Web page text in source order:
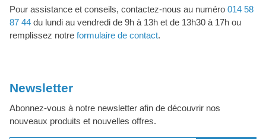
Pour assistance et conseils, contactez-nous au numéro 014 58
87 44 du lundi au vendredi de 9h à 13h et de 13h30 à 17h ou
remplissez notre formulaire de contact.
Newsletter
Abonnez-vous à notre newsletter afin de découvrir nos
nouveaux produits et nouvelles offres.